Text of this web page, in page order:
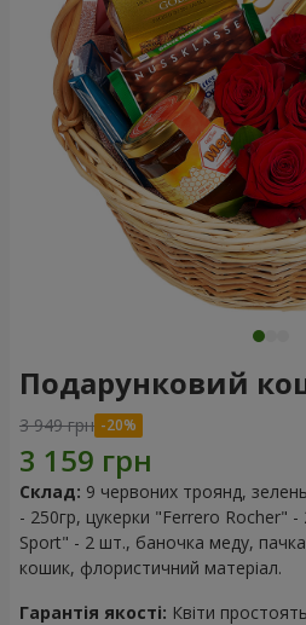
Подарунковий
3 949 грн
Склад: 9 червоних троянд,
- 250гр, цукерки "Ferrero Rocher"
Sport" - 2 шт., баночка меду,
кошик, флористичний матеріал.
Гарантія якості: Квіти